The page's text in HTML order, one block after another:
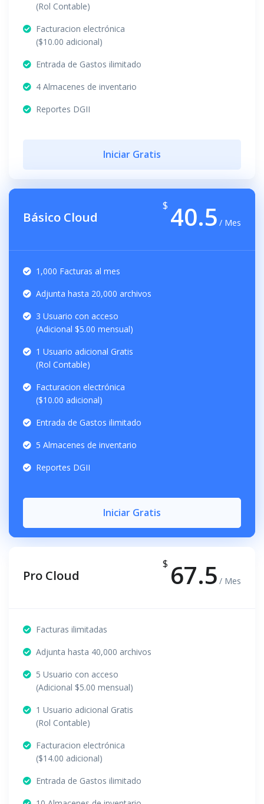
(Rol Contable)
Facturacion electrónica
($10.00 adicional)
Entrada de Gastos ilimitado
4 Almacenes de inventario
Reportes DGII
Iniciar Gratis
Básico Cloud
$ 40.5 / Mes
1,000 Facturas al mes
Adjunta hasta 20,000 archivos
3 Usuario con acceso
(Adicional $5.00 mensual)
1 Usuario adicional Gratis
(Rol Contable)
Facturacion electrónica
($10.00 adicional)
Entrada de Gastos ilimitado
5 Almacenes de inventario
Reportes DGII
Iniciar Gratis
Pro Cloud
$ 67.5 / Mes
Facturas ilimitadas
Adjunta hasta 40,000 archivos
5 Usuario con acceso
(Adicional $5.00 mensual)
1 Usuario adicional Gratis
(Rol Contable)
Facturacion electrónica
($14.00 adicional)
Entrada de Gastos ilimitado